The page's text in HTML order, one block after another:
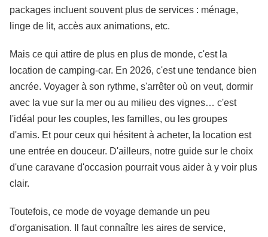
packages incluent souvent plus de services : ménage,
linge de lit, accès aux animations, etc.
Mais ce qui attire de plus en plus de monde, c'est la
location de camping-car. En 2026, c'est une tendance bien
ancrée. Voyager à son rythme, s'arrêter où on veut, dormir
avec la vue sur la mer ou au milieu des vignes… c'est
l'idéal pour les couples, les familles, ou les groupes
d'amis. Et pour ceux qui hésitent à acheter, la location est
une entrée en douceur. D'ailleurs, notre guide sur le choix
d'une caravane d'occasion pourrait vous aider à y voir plus
clair.
Toutefois, ce mode de voyage demande un peu
d'organisation. Il faut connaître les aires de service,